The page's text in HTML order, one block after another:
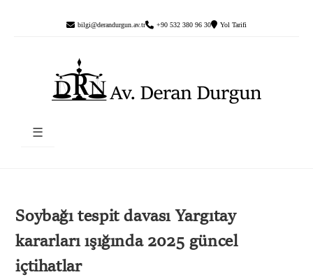
bilgi@derandurgun.av.tr +90 532 380 96 30 Yol Tarifi
☰
Soybağı tespit davası Yargıtay
kararları ışığında 2025 güncel
içtihatlar